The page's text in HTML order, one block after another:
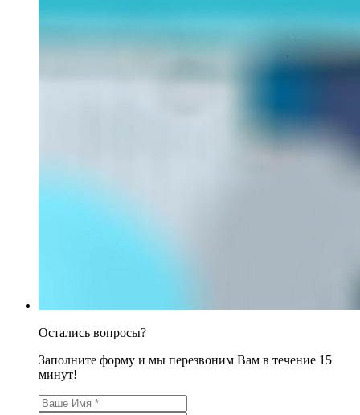
Остались вопросы?
Заполните форму и мы перезвоним Вам в течение 15
минут!